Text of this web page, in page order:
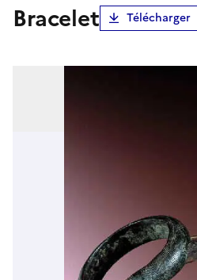
bracelet Télécharger